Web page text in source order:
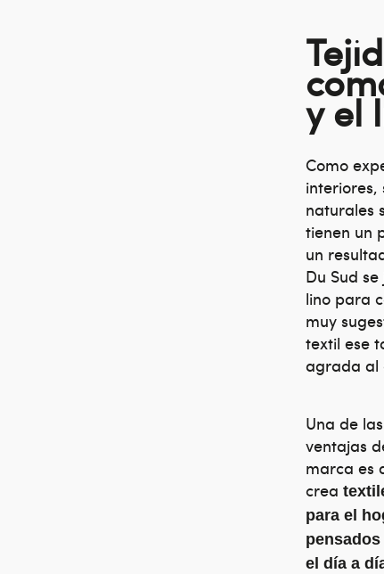
y el
Como
interiores,
naturales
tienen un
un
Du Sud
lino para
muy
textil ese
agrada al
Una de las
ventajas
marca es
crea
para el
pensados
el día a